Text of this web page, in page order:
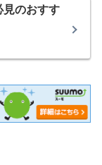
のおすす